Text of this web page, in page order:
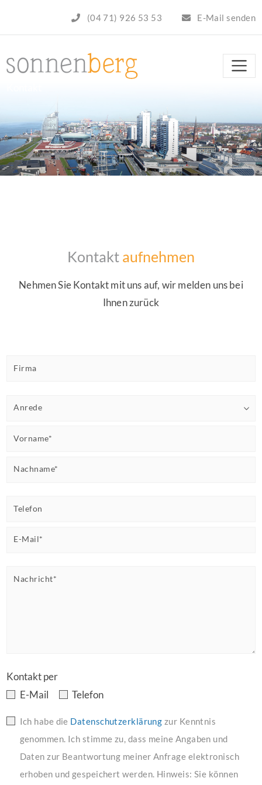
(04 71) 926 53 53 E-Mail senden
Kontakt aufnehmen
Nehmen Sie Kontakt mit uns auf, wir melden uns bei
Ihnen zurück
Firma
Anrede
Vorname*
Nachname*
Telefon
E-Mail*
Nachricht*
Kontakt per
E-Mail
Telefon
Ich habe die Datenschutzerklärung zur Kenntnis
genommen. Ich stimme zu, dass meine Angaben und
Daten zur Beantwortung meiner Anfrage elektronisch
erhoben und gespeichert werden. Hinweis: Sie können